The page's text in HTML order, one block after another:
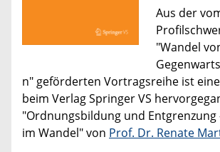
Aus der
"Wandel
n" geförderten Vortragsreihe ist
beim Verlag Springer VS
"Ordnungsbildung und
im Wandel" von Prof. Dr. Renate